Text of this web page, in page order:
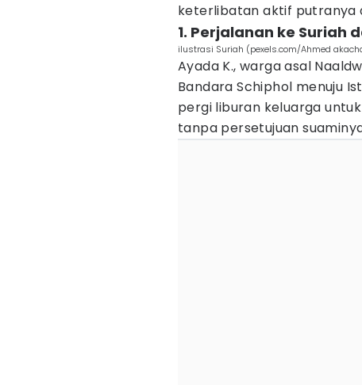
keterlibatan aktif putranya
1. Perjalanan ke Suriah
ilustrasi Suriah (pexels.com/Ahmed
Ayada K., warga asal
Bandara Schiphol menuju
pergi liburan keluarga
tanpa persetujuan